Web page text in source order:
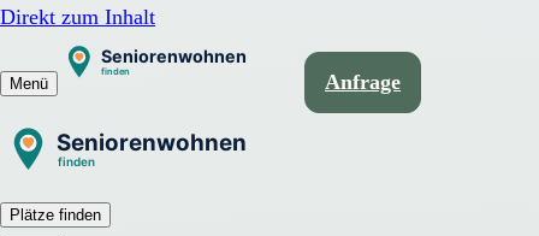
Direkt zum Inhalt
Menü Anfrage
Plätze finden